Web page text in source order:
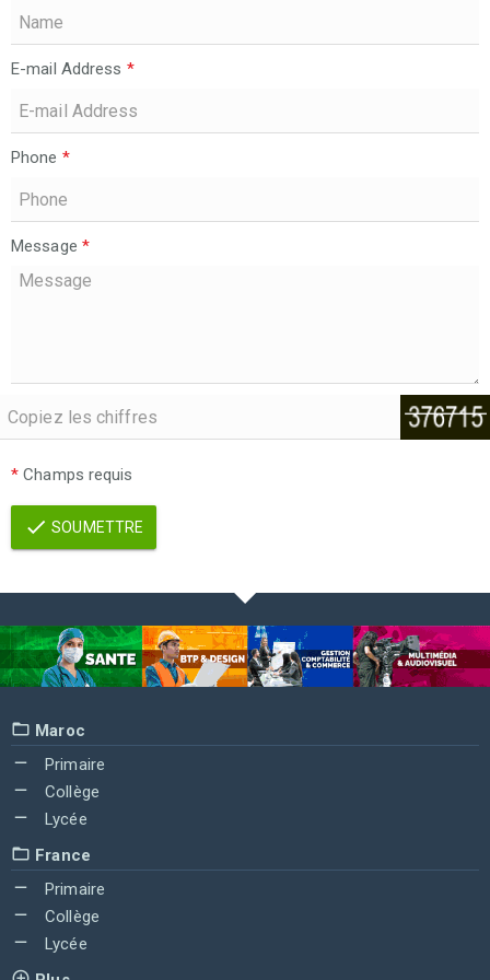
E-mail Address *
Phone *
Message *
* Champs requis
SOUMETTRE
Maroc
Primaire
Collège
Lycée
France
Primaire
Collège
Lycée